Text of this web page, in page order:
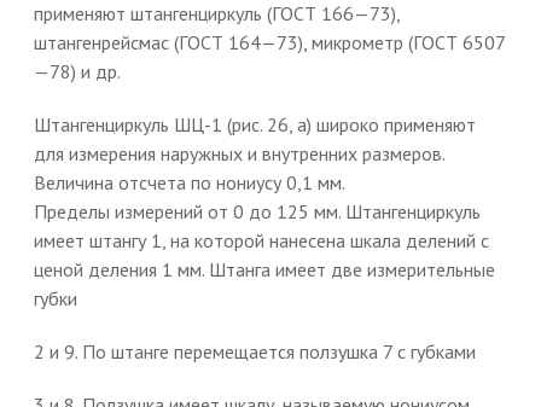
применяют штангенциркуль (ГОСТ 166—73),
штангенрейсмас (ГОСТ 164—73), микрометр (ГОСТ 6507
—78) и др.
Штангенциркуль ШЦ-1 (рис. 26, а) широко применяют
для измерения наружных и внутренних размеров.
Величина отсчета по нониусу 0,1 мм.
Пределы измерений от 0 до 125 мм. Штангенциркуль
имеет штангу 1, на которой нанесена шкала делений с
ценой деления 1 мм. Штанга имеет две измерительные
губки
2 и 9. По штанге перемещается ползушка 7 с губками